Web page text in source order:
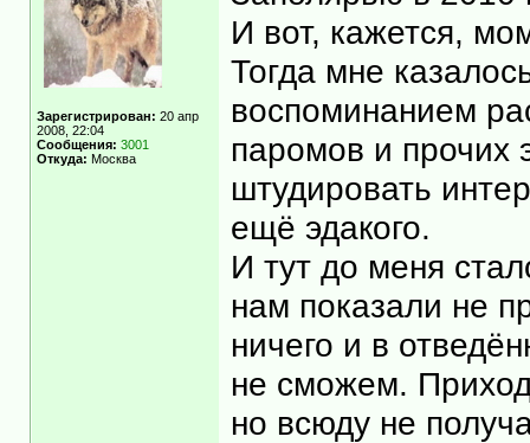
Зарегистрирован: 20 апр
2008, 22:04
Сообщения: 3001
Откуда: Москва
И вот, кажется,
Тогда мне
воспоминанием
паромов и прочих
штудировать
ещё эдакого.
И тут до меня
нам показали не
ничего и в
не сможем.
но всюду не